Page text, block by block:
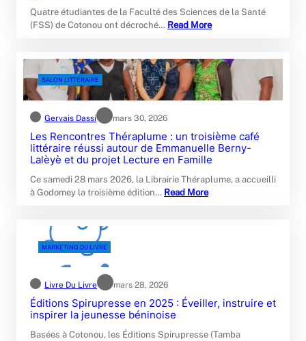
Quatre étudiantes de la Faculté des Sciences de la Santé
(FSS) de Cotonou ont décroché… Read More
SALON LITTÉRAIRE
Gervais Dassi mars 30, 2026
Les Rencontres Théraplume : un troisième café
littéraire réussi autour de Emmanuelle Berny-
Lalèyè et du projet Lecture en Famille
Ce samedi 28 mars 2026, la Librairie Théraplume, a accueilli
à Godomey la troisième édition… Read More
MARKETING DU LIVRE
Livre Du Livre mars 28, 2026
Éditions Spirupresse en 2025 : Éveiller, instruire et
inspirer la jeunesse béninoise
Basées à Cotonou, les Éditions Spirupresse (Tamba